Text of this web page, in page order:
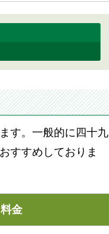
す。一般的に四十九
すすめしておりま
料金